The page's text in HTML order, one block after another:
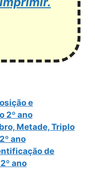
e
2º ano
Metade, Triplo
ano
de
ano